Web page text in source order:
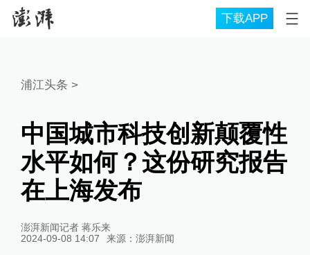
下载APP
浦江头条 >
中国城市科技创新颠覆性
水平如何？这份研究报告
在上海发布
澎湃新闻记者 蒋乐来
2024-09-08 14:07
来源： 澎湃新闻